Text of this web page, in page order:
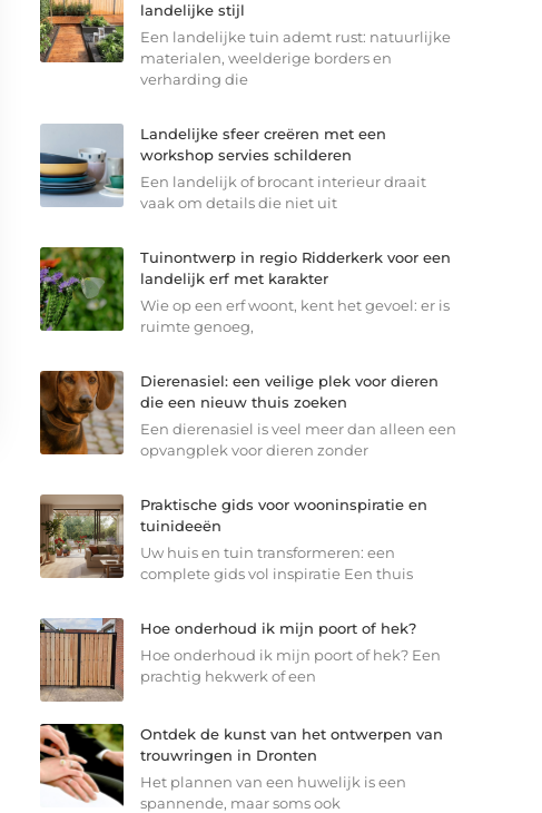
landelijke stijl
Een landelijke tuin ademt rust: natuurlijke
materialen, weelderige borders en
verharding die
Landelijke sfeer creëren met een
workshop servies schilderen
Een landelijk of brocant interieur draait
vaak om details die niet uit
Tuinontwerp in regio Ridderkerk voor een
landelijk erf met karakter
Wie op een erf woont, kent het gevoel: er is
ruimte genoeg,
Dierenasiel: een veilige plek voor dieren
die een nieuw thuis zoeken
Een dierenasiel is veel meer dan alleen een
opvangplek voor dieren zonder
Praktische gids voor wooninspiratie en
tuinideeën
Uw huis en tuin transformeren: een
complete gids vol inspiratie Een thuis
Hoe onderhoud ik mijn poort of hek?
Hoe onderhoud ik mijn poort of hek? Een
prachtig hekwerk of een
Ontdek de kunst van het ontwerpen van
trouwringen in Dronten
Het plannen van een huwelijk is een
spannende, maar soms ook